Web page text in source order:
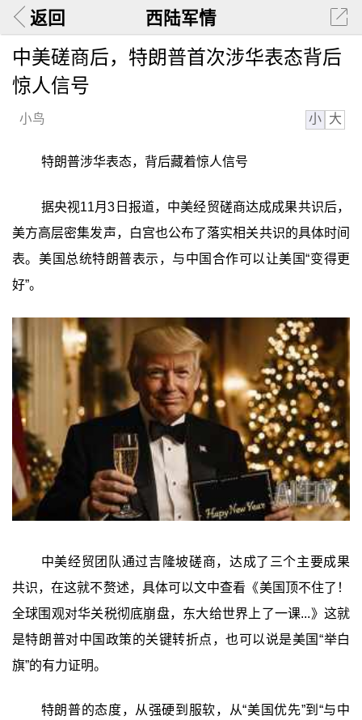
返回 西陆军情
中美磋商后，特朗普首次涉华表态背后
惊人信号
小鸟 小 大
特朗普涉华表态，背后藏着惊人信号
据央视11月3日报道，中美经贸磋商达成成果共识后，
美方高层密集发声，白宫也公布了落实相关共识的具体时间
表。美国总统特朗普表示，与中国合作可以让美国“变得更
好”。
中美经贸团队通过吉隆坡磋商，达成了三个主要成果
共识，在这就不赘述，具体可以文中查看《美国顶不住了！
全球围观对华关税彻底崩盘，东大给世界上了一课...》这就
是特朗普对中国政策的关键转折点，也可以说是美国“举白
旗”的有力证明。
特朗普的态度，从强硬到服软，从“美国优先”到“与中